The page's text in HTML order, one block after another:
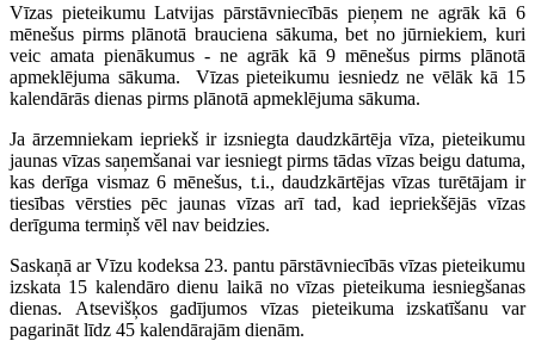
Vīzas pieteikumu Latvijas pārstāvniecībās pieņem ne agrāk kā 6
mēnešus pirms plānotā brauciena sākuma, bet no jūrniekiem, kuri
veic amata pienākumus - ne agrāk kā 9 mēnešus pirms plānotā
apmeklējuma sākuma. Vīzas pieteikumu iesniedz ne vēlāk kā 15
kalendārās dienas pirms plānotā apmeklējuma sākuma.
Ja ārzemniekam iepriekš ir izsniegta daudzkārtēja vīza, pieteikumu
jaunas vīzas saņemšanai var iesniegt pirms tādas vīzas beigu datuma,
kas derīga vismaz 6 mēnešus, t.i., daudzkārtējas vīzas turētājam ir
tiesības vērsties pēc jaunas vīzas arī tad, kad iepriekšējās vīzas
derīguma termiņš vēl nav beidzies.
Saskaņā ar Vīzu kodeksa 23. pantu pārstāvniecībās vīzas pieteikumu
izskata 15 kalendāro dienu laikā no vīzas pieteikuma iesniegšanas
dienas. Atsevišķos gadījumos vīzas pieteikuma izskatīšanu var
pagarināt līdz 45 kalendārajām dienām.